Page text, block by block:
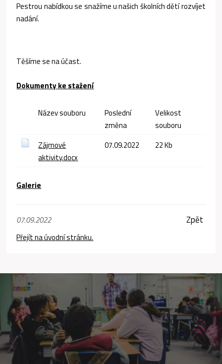
Pestrou nabídkou se snažíme u našich školních dětí rozvíjet
nadání.
Těšíme se na účast.
Dokumenty ke stažení
Název souboru
Poslední
změna
Velikost
souboru
Zájmové
aktivity.docx
07.09.2022 22 Kb
Galerie
07.09.2022 Zpět
Přejít na úvodní stránku.